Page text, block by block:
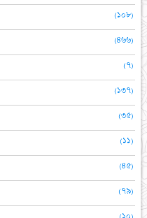
(১০৮)
(৪৬৬)
(৭)
(১৩৭)
(৩৫)
(১১)
(৪৫)
(৭৯)
(১০)